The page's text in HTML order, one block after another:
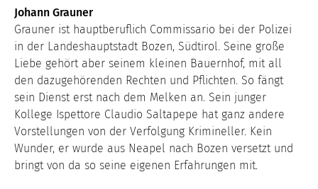
Johann Grauner
Grauner ist hauptberuflich Commissario bei der Polizei
in der Landeshauptstadt Bozen, Südtirol. Seine große
Liebe gehört aber seinem kleinen Bauernhof, mit all
den dazugehörenden Rechten und Pflichten. So fängt
sein Dienst erst nach dem Melken an. Sein junger
Kollege Ispettore Claudio Saltapepe hat ganz andere
Vorstellungen von der Verfolgung Krimineller. Kein
Wunder, er wurde aus Neapel nach Bozen versetzt und
bringt von da so seine eigenen Erfahrungen mit.